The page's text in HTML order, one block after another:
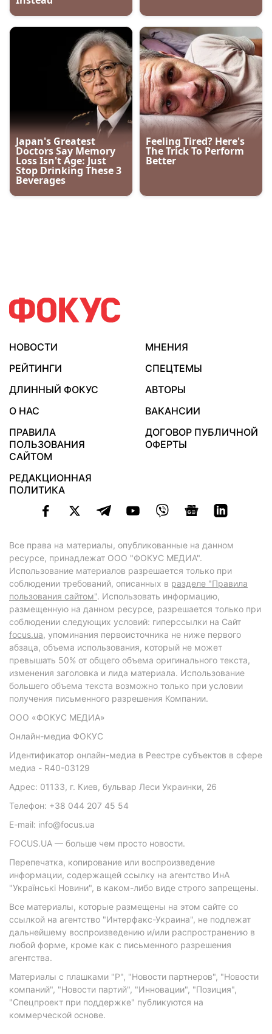
НОВОСТИ
МНЕНИЯ
РЕЙТИНГИ
СПЕЦТЕМЫ
ДЛИННЫЙ ФОКУС
АВТОРЫ
О НАС
ВАКАНСИИ
ПРАВИЛА
ПОЛЬЗОВАНИЯ
САЙТОМ
ДОГОВОР ПУБЛИЧНОЙ
ОФЕРТЫ
РЕДАКЦИОННАЯ
ПОЛИТИКА
Все права на материалы, опубликованные на данном
ресурсе, принадлежат ООО "ФОКУС МЕДИА".
Использование материалов разрешается только при
соблюдении требований, описанных в разделе "Правила
пользования сайтом". Использовать информацию,
размещенную на данном ресурсе, разрешается только при
соблюдении следующих условий: гиперссылки на Сайт
focus.ua, упоминания первоисточника не ниже первого
абзаца, объема использования, который не может
превышать 50% от общего объема оригинального текста,
изменения заголовка и лида материала. Использование
большего объема текста возможно только при условии
получения письменного разрешения Компании.
ООО «ФОКУС МЕДИА»
Онлайн-медиа ФОКУС
Идентификатор онлайн-медиа в Реестре субъектов в сфере
медиа - R40-03129
Адрес: 01133, г. Киев, бульвар Леси Украинки, 26
Телефон: +38 044 207 45 54
E-mail: info@focus.ua
FOCUS.UA — больше чем просто новости.
Перепечатка, копирование или воспроизведение
информации, содержащей ссылку на агентство ИнА
"Українські Новини", в каком-либо виде строго запрещены.
Все материалы, которые размещены на этом сайте со
ссылкой на агентство "Интерфакс-Украина", не подлежат
дальнейшему воспроизведению и/или распространению в
любой форме, кроме как с письменного разрешения
агентства.
Материалы с плашками "Р", "Новости партнеров", "Новости
компаний", "Новости партий", "Инновации", "Позиция",
"Спецпроект при поддержке" публикуются на
коммерческой основе.